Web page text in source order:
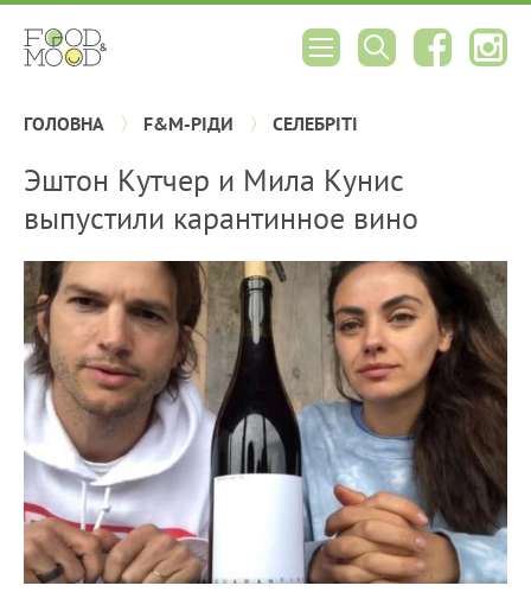
ГОЛОВНА F&M-РІДИ СЕЛЕБРІТІ
Эштон Кутчер и Мила Кунис
выпустили карантинное вино